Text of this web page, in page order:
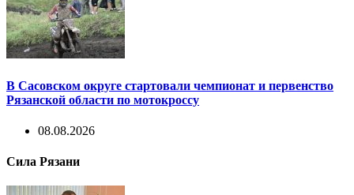
В Сасовском округе стартовали чемпионат и первенство
Рязанской области по мотокроссу
08.08.2026
Сила Рязани